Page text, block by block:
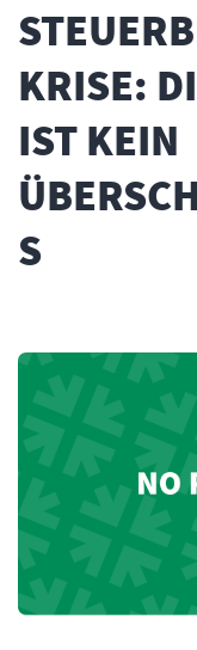
KRISE:
IST KEIN
S